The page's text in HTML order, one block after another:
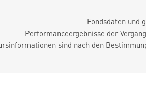
Fondsdaten und
Performanceergebnisse der
sind nach den